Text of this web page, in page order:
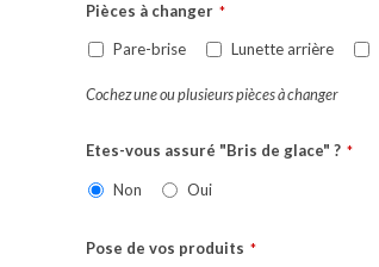
Pièces à changer *
Pare-brise Lunette arrière
Cochez une ou plusieurs pièces à changer
Etes-vous assuré "Bris de glace" ? *
Non Oui
Pose de vos produits *